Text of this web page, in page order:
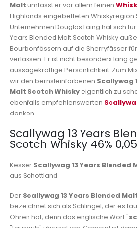
Malt umfasst er vor allem feinen
Highlands eingebetteten Whiskyregion
Unternehmen Douglas Laing hat sich
Years Blended Malt Scotch Whisky
Bourbonfässern auf die Sherryfässer
verlassen. Er ist nicht besonders lang
aussagekräftige Persönlichkeit. Zum
wir den bernsteinfarbenen Scallywag
Malt Scotch Whisky eigentlich zu
ebenfalls empfehlenswerten
denken.
Scallywag 13 Years
Scotch Whisky 46%
Kesser Scallywag 13 Years Blended
aus Schottland
Der Scallywag 13 Years Blended
bezeichnet sich als Schlingel, der es
Ohren hat, denn das englische Wort "